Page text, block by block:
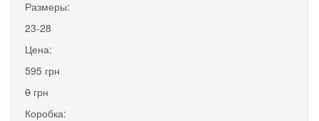
Размеры:
23-28
Цена:
595 грн
0 грн
Коробка: